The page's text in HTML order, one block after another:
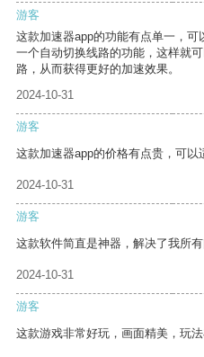
游客
这款加速器app的功能有点单一，
一个自动切换线路的功能，这样就
路，从而获得更好的加速效果。
2024-10-31
游客
这款加速器app的价格有点贵，可以
2024-10-31
游客
这款软件简直是神器，解决了我所有
2024-10-31
游客
这款游戏非常好玩，画面精美，玩法